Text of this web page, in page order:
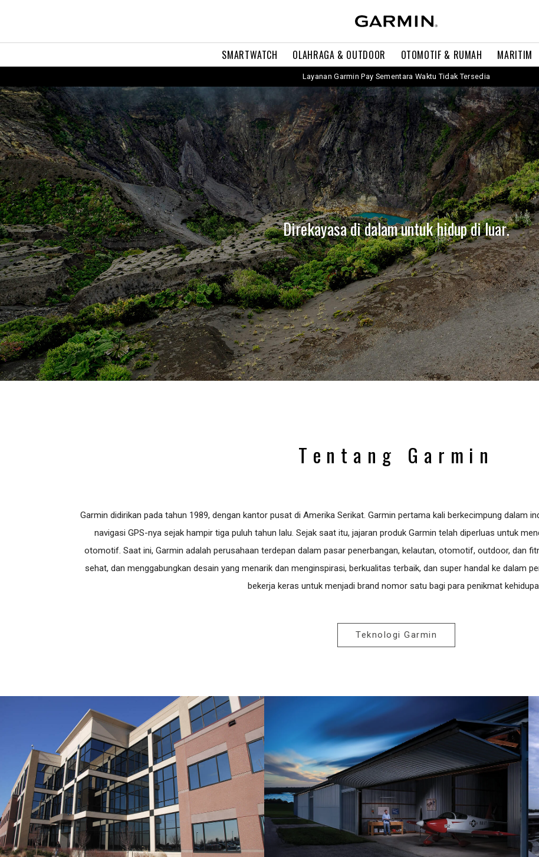
SMARTWATCH OLAHRAGA & OUTDOOR OTOMOTIF & RUMAH MARITIM
Layanan Garmin Pay Sementara Waktu Tidak Tersedia
Direkayasa di dalam untuk hidup di luar.
Tentang Garmin
Garmin didirikan pada tahun 1989, dengan kantor pusat di Amerika Serikat. Garmin pertama kali berkecimpung dalam
navigasi GPS-nya sejak hampir tiga puluh tahun lalu. Sejak saat itu, jajaran produk Garmin telah diperluas untuk
otomotif. Saat ini, Garmin adalah perusahaan terdepan dalam pasar penerbangan, kelautan, otomotif, outdoor, dan
sehat, dan menggabungkan desain yang menarik dan menginspirasi, berkualitas terbaik, dan super handal ke dalam
bekerja keras untuk menjadi brand nomor satu bagi para penikmat
Teknologi Garmin